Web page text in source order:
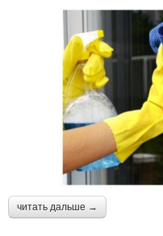
читать дальше →